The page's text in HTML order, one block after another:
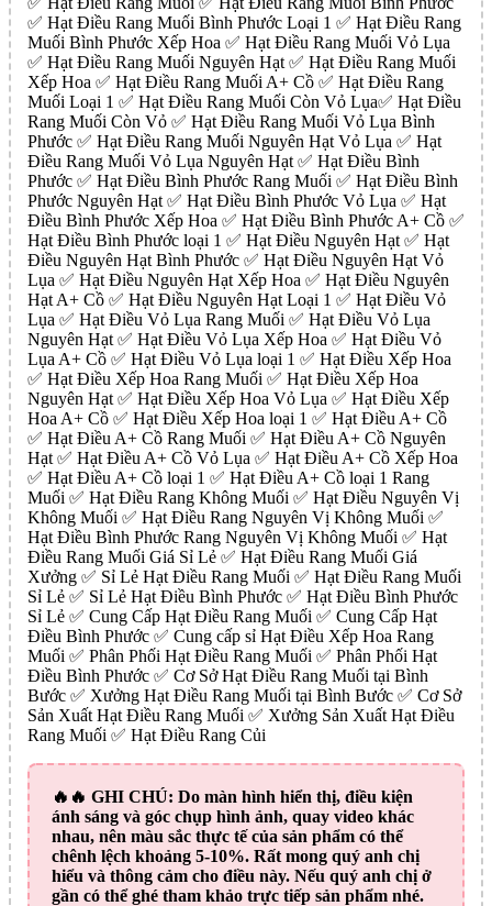
✅ Hạt Điều Rang Muối Bình Phước Loại 1 ✅ Hạt Điều Rang
Muối Bình Phước Xếp Hoa ✅ Hạt Điều Rang Muối Vỏ Lụa
✅ Hạt Điều Rang Muối Nguyên Hạt ✅ Hạt Điều Rang Muối
Xếp Hoa ✅ Hạt Điều Rang Muối A+ Cồ ✅ Hạt Điều Rang
Muối Loại 1 ✅ Hạt Điều Rang Muối Còn Vỏ Lụa✅ Hạt Điều
Rang Muối Còn Vỏ ✅ Hạt Điều Rang Muối Vỏ Lụa Bình
Phước ✅ Hạt Điều Rang Muối Nguyên Hạt Vỏ Lụa ✅ Hạt
Điều Rang Muối Vỏ Lụa Nguyên Hạt ✅ Hạt Điều Bình
Phước ✅ Hạt Điều Bình Phước Rang Muối ✅ Hạt Điều Bình
Phước Nguyên Hạt ✅ Hạt Điều Bình Phước Vỏ Lụa ✅ Hạt
Điều Bình Phước Xếp Hoa ✅ Hạt Điều Bình Phước A+ Cồ ✅
Hạt Điều Bình Phước loại 1 ✅ Hạt Điều Nguyên Hạt ✅ Hạt
Điều Nguyên Hạt Bình Phước ✅ Hạt Điều Nguyên Hạt Vỏ
Lụa ✅ Hạt Điều Nguyên Hạt Xếp Hoa ✅ Hạt Điều Nguyên
Hạt A+ Cồ ✅ Hạt Điều Nguyên Hạt Loại 1 ✅ Hạt Điều Vỏ
Lụa ✅ Hạt Điều Vỏ Lụa Rang Muối ✅ Hạt Điều Vỏ Lụa
Nguyên Hạt ✅ Hạt Điều Vỏ Lụa Xếp Hoa ✅ Hạt Điều Vỏ
Lụa A+ Cồ ✅ Hạt Điều Vỏ Lụa loại 1 ✅ Hạt Điều Xếp Hoa
✅ Hạt Điều Xếp Hoa Rang Muối ✅ Hạt Điều Xếp Hoa
Nguyên Hạt ✅ Hạt Điều Xếp Hoa Vỏ Lụa ✅ Hạt Điều Xếp
Hoa A+ Cồ ✅ Hạt Điều Xếp Hoa loại 1 ✅ Hạt Điều A+ Cồ
✅ Hạt Điều A+ Cồ Rang Muối ✅ Hạt Điều A+ Cồ Nguyên
Hạt ✅ Hạt Điều A+ Cồ Vỏ Lụa ✅ Hạt Điều A+ Cồ Xếp Hoa
✅ Hạt Điều A+ Cồ loại 1 ✅ Hạt Điều A+ Cồ loại 1 Rang
Muối ✅ Hạt Điều Rang Không Muối ✅ Hạt Điều Nguyên Vị
Không Muối ✅ Hạt Điều Rang Nguyên Vị Không Muối ✅
Hạt Điều Bình Phước Rang Nguyên Vị Không Muối ✅ Hạt
Điều Rang Muối Giá Sỉ Lẻ ✅ Hạt Điều Rang Muối Giá
Xưởng ✅ Sỉ Lẻ Hạt Điều Rang Muối ✅ Hạt Điều Rang Muối
Sỉ Lẻ ✅ Sỉ Lẻ Hạt Điều Bình Phước ✅ Hạt Điều Bình Phước
Sỉ Lẻ ✅ Cung Cấp Hạt Điều Rang Muối ✅ Cung Cấp Hạt
Điều Bình Phước ✅ Cung cấp sỉ Hạt Điều Xếp Hoa Rang
Muối ✅ Phân Phối Hạt Điều Rang Muối ✅ Phân Phối Hạt
Điều Bình Phước ✅ Cơ Sở Hạt Điều Rang Muối tại Bình
Bước ✅ Xưởng Hạt Điều Rang Muối tại Bình Bước ✅ Cơ Sở
Sản Xuất Hạt Điều Rang Muối ✅ Xưởng Sản Xuất Hạt Điều
Rang Muối ✅ Hạt Điều Rang Củi
🔥🔥 GHI CHÚ: Do màn hình hiển thị, điều kiện
ánh sáng và góc chụp hình ảnh, quay video khác
nhau, nên màu sắc thực tế của sản phẩm có thể
chênh lệch khoảng 5-10%. Rất mong quý anh chị
hiểu và thông cảm cho điều này. Nếu quý anh chị ở
gần có thể ghé tham khảo trực tiếp sản phẩm nhé.